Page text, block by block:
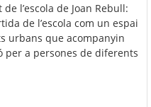
l’escola de Joan Rebull:
de l’escola com un espai
urbans que acompanyin
per a persones de diferents